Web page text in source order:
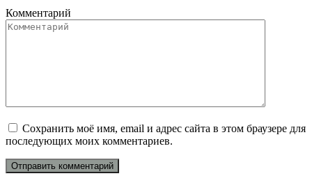
Комментарий
Сохранить моё имя, email и адрес сайта в этом браузере для
последующих моих комментариев.